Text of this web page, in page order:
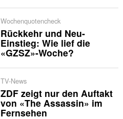
Wochenquotencheck
Rückkehr und Neu-
Einstieg: Wie lief die
«GZSZ»-Woche?
TV-News
ZDF zeigt nur den Auftakt
von «The Assassin» im
Fernsehen